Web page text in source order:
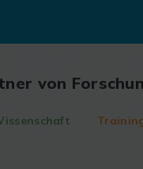
von